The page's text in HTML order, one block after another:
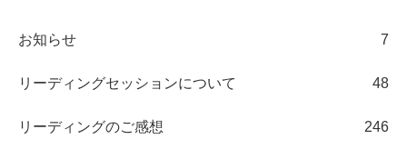
お知らせ 7
リーディングセッションについて 48
リーディングのご感想 246